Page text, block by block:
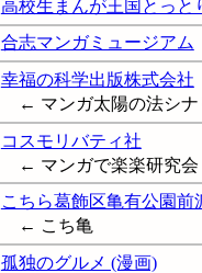
高校生まんが王国とっと
合志マンガミュージアム
幸福の科学出版株式会社
← マンガ太陽の法シナ
コスモリバティ社
← マンガで楽楽研究会
こちら葛飾区亀有公園前
← こち亀
孤独のグルメ (漫画)